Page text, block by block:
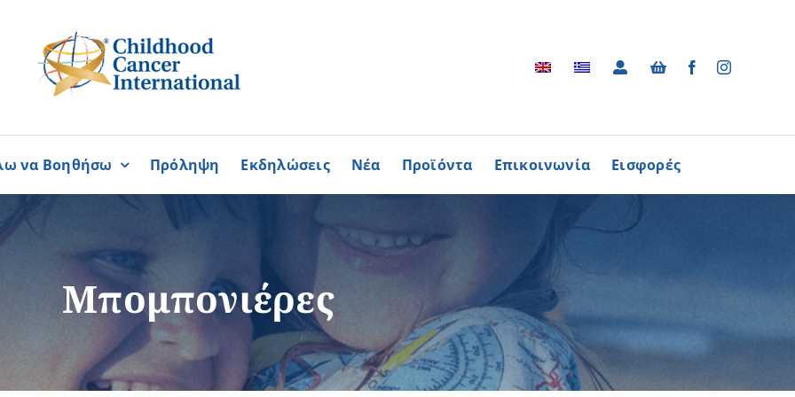
Παγκύπρια Συμμαχία Σπάνιων Παθήσεων
Παγκύπριο Συντονιστικό Συμβούλιο Εθελοντισμού
Ομοσπονδία Συνδέσμων Ασθενών Κύπρου
Φλόγα Ελλάδος
Φωτογραφικό Αρχείο
Βίντεο
Ραδιοφωνικές Διαφημίσεις
Διαφημίσεις / Φυλλάδια
Τα Τραγούδια
να Βοηθήσω
ΓΙΝΟΜΑΙ
Περισσότερα
ΓΙΝΟΜΑΙ
ΕΘΕΛΟΝΤΗΣ
Περισσότερα
ΑΓΟΡΑΖΩ
ΠΡΟΙΟΝΤΑ
Περισσότερα
Πρόληψη Εκδηλώσεις Νέα Προϊόντα Επικοινωνία Εισφορές
Μπομπονιέρες